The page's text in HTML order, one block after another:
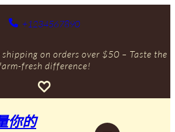
+1234567890
on orders over $50 – Taste the
fresh difference!
你的